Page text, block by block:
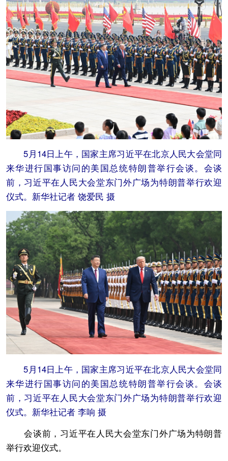
5月14日上午，国家主席习近平在北京人民大会堂同
来华进行国事访问的美国总统特朗普举行会谈。会谈
前，习近平在人民大会堂东门外广场为特朗普举行欢迎
仪式。新华社记者 饶爱民 摄
5月14日上午，国家主席习近平在北京人民大会堂同
来华进行国事访问的美国总统特朗普举行会谈。会谈
前，习近平在人民大会堂东门外广场为特朗普举行欢迎
仪式。新华社记者 李响 摄
会谈前，习近平在人民大会堂东门外广场为特朗普
举行欢迎仪式。